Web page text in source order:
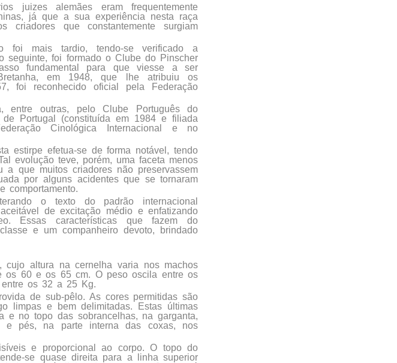
juizes alemães eram frequentemente
já que a sua experiência nesta raça
que constantemente surgiam
foi mais tardio, tendo-se verificado a
seguinte, foi formado o Clube do Pinscher
fundamental para que viesse a ser
em 1948, que lhe atribuiu os
foi reconhecido oficial pela Federação
entre outras, pelo Clube Português do
Portugal (constituída em 1984 e filiada
Cinológica Internacional e no
estirpe efetua-se de forma notável, tendo
evolução teve, porém, uma faceta menos
que muitos criadores não preservassem
por alguns acidentes que se tornaram
comportamento.
o texto do padrão internacional
de excitação médio e enfatizando
Essas características que fazem do
e um companheiro devoto, brindado
altura na cernelha varia nos machos
60 e os 65 cm. O peso oscila entre os
os 32 a 25 Kg.
de sub-pêlo. As cores permitidas são
limpas e bem delimitadas. Estas últimas
e no topo das sobrancelhas, na garganta,
e pés, na parte interna das coxas, nos
e proporcional ao corpo. O topo do
se quase direita para a linha superior